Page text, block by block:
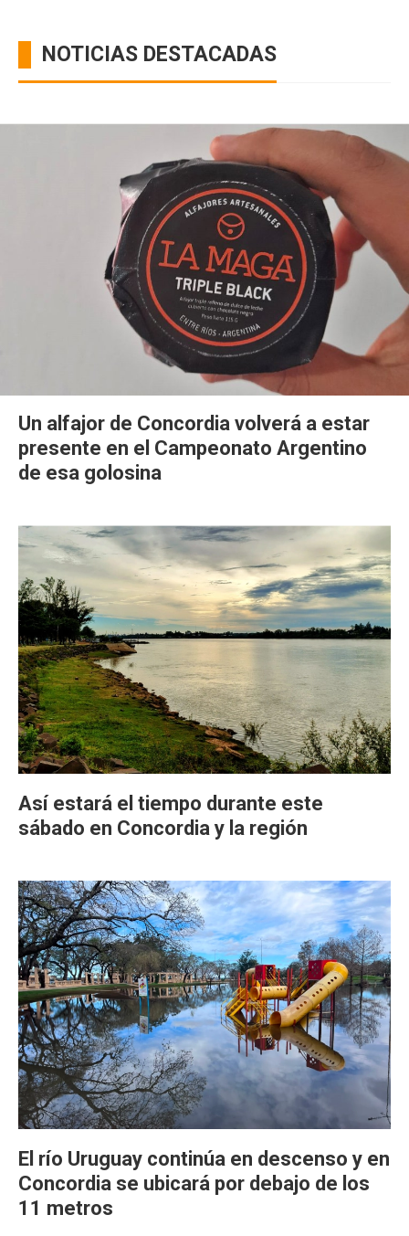
NOTICIAS DESTACADAS
Un alfajor de Concordia volverá a estar
presente en el Campeonato Argentino
de esa golosina
Así estará el tiempo durante este
sábado en Concordia y la región
El río Uruguay continúa en descenso y en
Concordia se ubicará por debajo de los
11 metros